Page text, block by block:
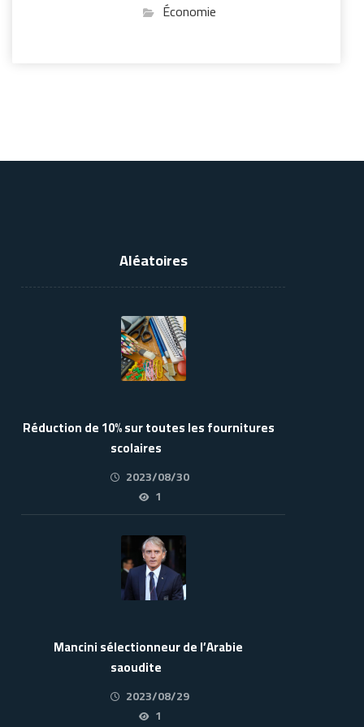
Économie
Aléatoires
Réduction de 10% sur toutes les fournitures
scolaires
2023/08/30
1
Mancini sélectionneur de l’Arabie
saoudite
2023/08/29
1